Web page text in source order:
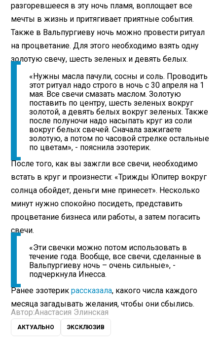
разгоревшееся в эту ночь пламя, воплощает все
мечты в жизнь и притягивает приятные события.
Также в Вальпургиеву ночь можно провести ритуал
на процветание. Для этого необходимо взять одну
золотую свечу, шесть зеленых и девять белых.
«Нужны масла пачули, сосны и соль. Проводить
этот ритуал надо строго в ночь с 30 апреля на 1
мая. Все свечи смазать маслом. Золотую
поставить по центру, шесть зеленых вокруг
золотой, а девять белых вокруг зеленых. Также
после полуночи надо насыпать круг из соли
вокруг белых свечей. Сначала зажигаете
золотую, а потом по часовой стрелке остальные
по цветам», - пояснила эзотерик.
После того, как вы зажгли все свечи, необходимо
встать в круг и произнести: «Трижды Юпитер вокруг
солнца обойдет, деньги мне принесет». Несколько
минут нужно спокойно посидеть, представить
процветание бизнеса или работы, а затем погасить
свечи.
«Эти свечки можно потом использовать в
течение года. Вообще, все свечи, сделанные в
Вальпургиеву ночь – очень сильные», -
подчеркнула Инесса.
Ранее эзотерикрассказала, какого числа каждого
месяца загадывать желания, чтобы они сбылись.
Автор:Анастасия Элинская
АКТУАЛЬНО ЭКСКЛЮЗИВ